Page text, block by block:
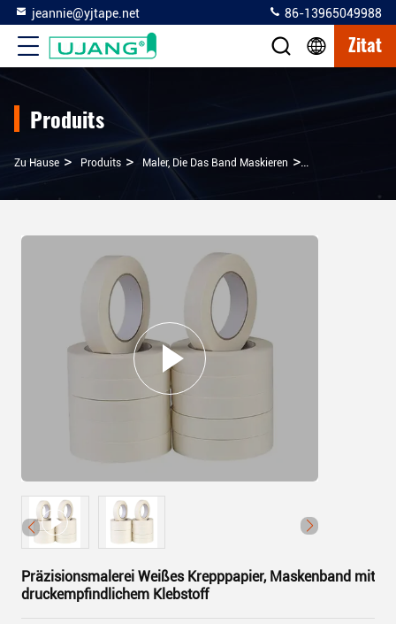
jeannie@yjtape.net 86-13965049988
Zitat
Produits
Zu Hause > Produits > Maler, Die Das Band Maskieren >
Präzisionsmalerei Weißes Krepppapier, Maskenband mit
druckempfindlichem Klebstoff